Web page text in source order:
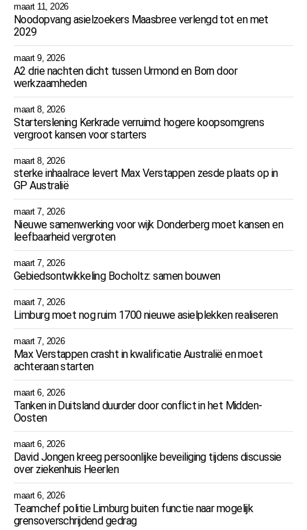
maart 11, 2026
Noodopvang asielzoekers Maasbree verlengd tot en met
2029
maart 9, 2026
A2 drie nachten dicht tussen Urmond en Born door
werkzaamheden
maart 8, 2026
Starterslening Kerkrade verruimd: hogere koopsomgrens
vergroot kansen voor starters
maart 8, 2026
sterke inhaalrace levert Max Verstappen zesde plaats op in
GP Australië
maart 7, 2026
Nieuwe samenwerking voor wijk Donderberg moet kansen en
leefbaarheid vergroten
maart 7, 2026
Gebiedsontwikkeling Bocholtz: samen bouwen
maart 7, 2026
Limburg moet nog ruim 1700 nieuwe asielplekken realiseren
maart 7, 2026
Max Verstappen crasht in kwalificatie Australië en moet
achteraan starten
maart 6, 2026
Tanken in Duitsland duurder door conflict in het Midden-
Oosten
maart 6, 2026
David Jongen kreeg persoonlijke beveiliging tijdens discussie
over ziekenhuis Heerlen
maart 6, 2026
Teamchef politie Limburg buiten functie naar mogelijk
grensoverschrijdend gedrag